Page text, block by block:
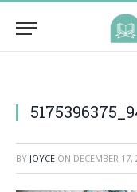
BY JOYCE ON DECEMBER 17,